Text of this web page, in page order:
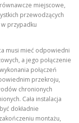
miejscowe,
przewodzących
przypadku
musi mieć odpowiedni
a jego połączenie
połączeń
przekroju,
chronionych
Cała instalacja
dokładnie
montażu,